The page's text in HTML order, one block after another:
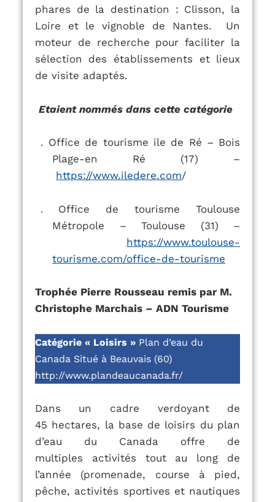
phares de la destination : Clisson, la
Loire et le vignoble de Nantes.
Un
moteur de recherche pour faciliter la
sélection des établissements et lieux
de visite adaptés.
Etaient nommés dans cette catégorie
. Office de tourisme ile de Ré – Bois
Plage-en Ré (17) –
https://www.iledere.com/
. Office de tourisme Toulouse
Métropole – Toulouse (31) –
https://www.toulouse-
tourisme.com/office-de-tourisme
Trophée Pierre Rousseau remis par M.
Christophe Marchais – ADN Tourisme
Catégorie « Loisirs » Plan d’eau du
Canada Situé à Beauvais (60)
http://www.plandeaucanada.fr/
Dans un cadre verdoyant de
45 hectares, la base de loisirs du plan
d’eau du Canada offre de
multiples activités tout au long de
l’année (promenade, course à pied,
pêche, activités sportives et nautiques